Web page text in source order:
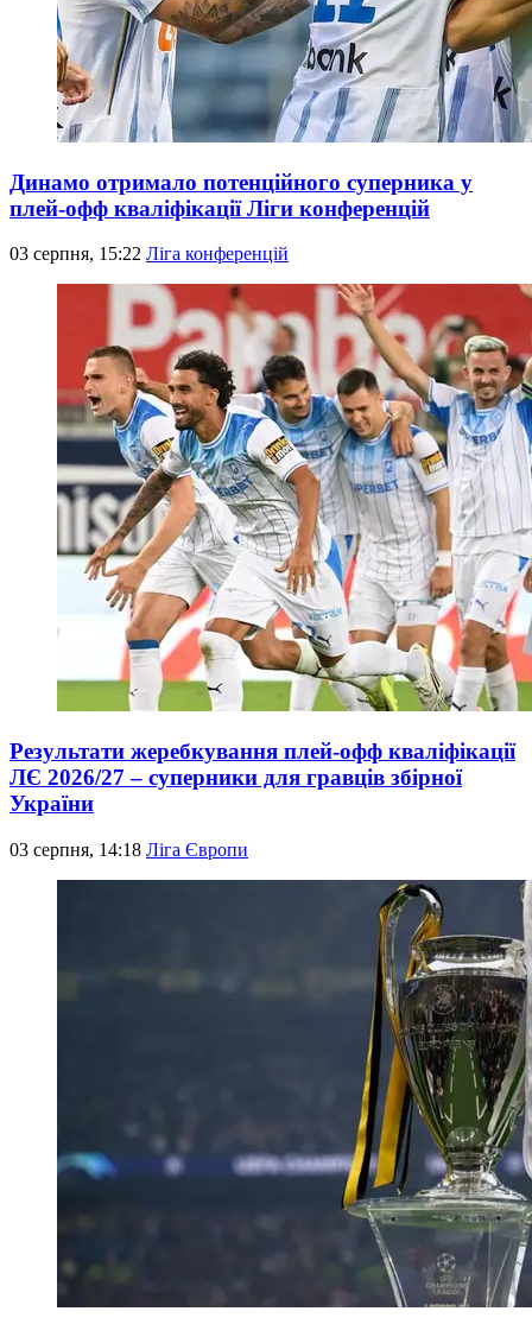
Динамо отримало потенційного суперника у
плей-офф кваліфікації Ліги конференцій
03 серпня, 15:22 Ліга конференцій
Результати жеребкування плей-офф кваліфікації
ЛЄ 2026/27 – суперники для гравців збірної
України
03 серпня, 14:18 Ліга Європи